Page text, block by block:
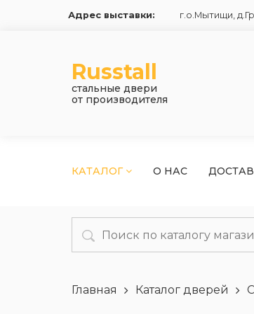
Адрес выставки: г.о.Мытищи,
Russtall
стальные двери
от производителя
КАТАЛОГ О НАС
Главная Каталог дверей